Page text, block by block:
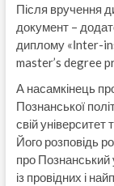
Після вручення
документ –
диплому «Іnter-
master’s degree
А насамкінець
Познанської
свій університет
Його розповідь
про Познанський
із провідних і